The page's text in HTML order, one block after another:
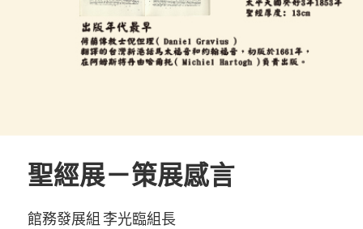
聖經展－策展感言
館務發展組 李光臨組長